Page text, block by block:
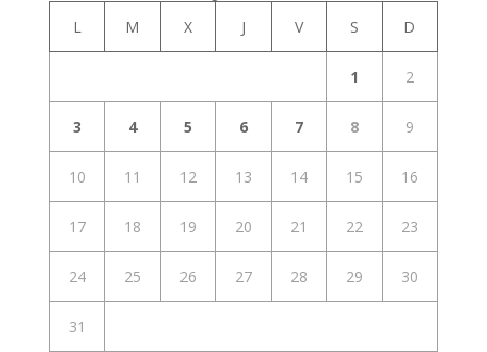
L M X J V S D
1 2
3 4 5 6 7 8 9
10 11 12 13 14 15 16
17 18 19 20 21 22 23
24 25 26 27 28 29 30
31